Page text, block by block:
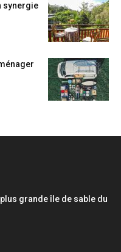
synergie
grande île de sable du